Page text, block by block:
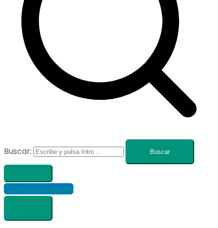
Buscar:
#ZP en Instagram